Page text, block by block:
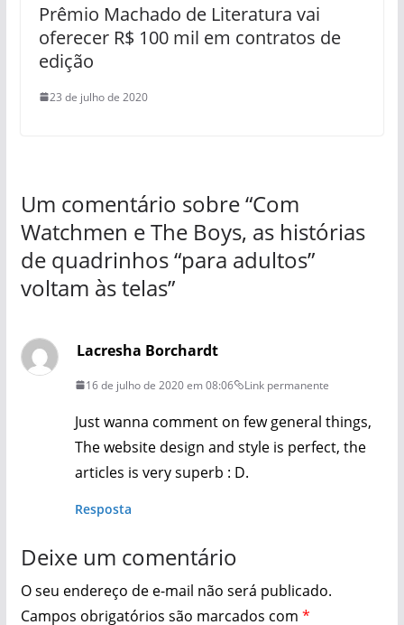
Prêmio Machado de Literatura vai
oferecer R$ 100 mil em contratos de
edição
23 de julho de 2020
Um comentário sobre “Com
Watchmen e The Boys, as histórias
de quadrinhos “para adultos”
voltam às telas”
Lacresha Borchardt
16 de julho de 2020 em 08:06 Link permanente
Just wanna comment on few general things,
The website design and style is perfect, the
articles is very superb : D.
Resposta
Deixe um comentário
O seu endereço de e-mail não será publicado.
Campos obrigatórios são marcados com *